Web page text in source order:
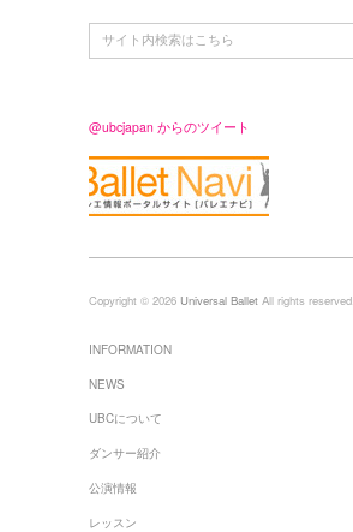
@ubcjapan からのツイート
Copyright © 2026 Universal Ballet All rights reserved.
INFORMATION
NEWS
UBCについて
ダンサー紹介
公演情報
レッスン